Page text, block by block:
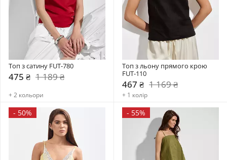
Топ з сатину FUT-780
475 ₴ 1 189 ₴
+ 2 кольори
Топ з льону прямого крою
FUT-110
467 ₴ 1 169 ₴
+ 1 колір
- 50% - 55%